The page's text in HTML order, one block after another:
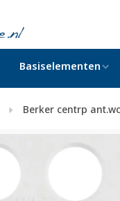
Basiselementen
Berker centrp